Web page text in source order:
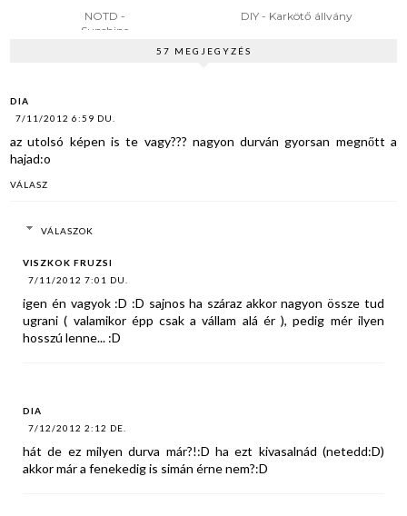
DIY - Karkötő állvány
NOTD -
Sunshine
57 MEGJEGYZÉS
DIA
7/11/2012 6:59 DU.
az utolsó képen is te vagy??? nagyon durván gyorsan megnőtt a
hajad:o
VÁLASZ
VÁLASZOK
VISZKOK FRUZSI
7/11/2012 7:01 DU.
igen én vagyok :D :D sajnos ha száraz akkor nagyon össze tud
ugrani ( valamikor épp csak a vállam alá ér ), pedig mér ilyen
hosszú lenne... :D
DIA
7/12/2012 2:12 DE.
hát de ez milyen durva már?!:D ha ezt kivasalnád (netedd:D)
akkor már a fenekedig is simán érne nem?:D